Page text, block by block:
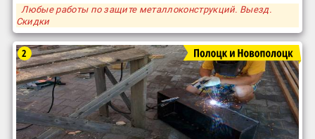
Любые работы по защите металлоконструкций. Выезд.
Скидки
2